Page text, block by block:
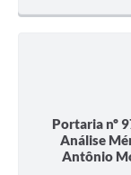
Portaria nº
Análise
Antônio